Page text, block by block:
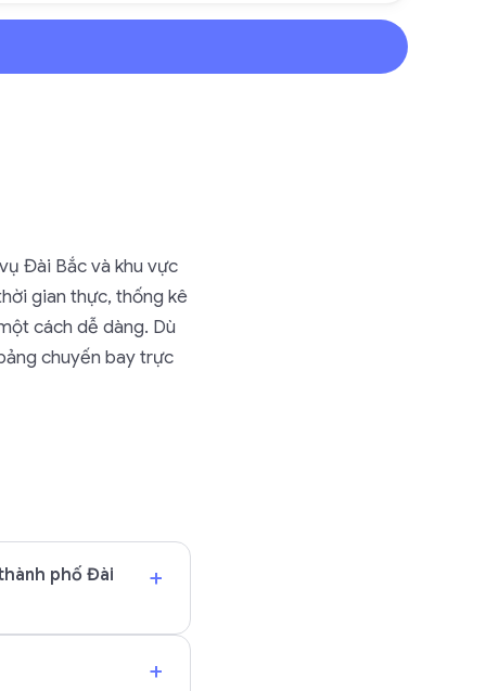
Đài Bắc và khu vực
gian thực, thống kê
cách dễ dàng. Dù
chuyến bay trực
phố Đài
+
+